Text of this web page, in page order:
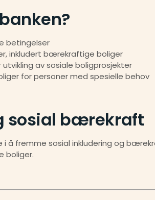
betingelser
inkludert bærekraftige boliger
av sosiale boligprosjekter
for personer med spesielle behov
sosial bærekraft
i å fremme sosial inkludering og
boliger.